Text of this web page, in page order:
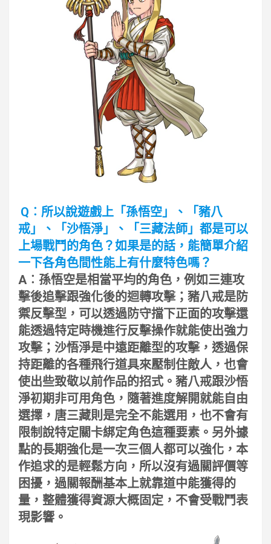
Q︰所以說遊戲上「孫悟空」、「豬八
戒」、「沙悟淨」、「三藏法師」都是可以
上場戰鬥的角色？如果是的話，能簡單介紹
一下各角色間性能上有什麼特色嗎？
A︰孫悟空是相當平均的角色，例如三連攻
擊後追擊跟強化後的迴轉攻擊；豬八戒是防
禦反擊型，可以透過防守擋下正面的攻擊還
能透過特定時機進行反擊操作就能使出強力
攻擊；沙悟淨是中遠距離型的攻擊，透過保
持距離的各種飛行道具來壓制住敵人，也會
使出些致敬以前作品的招式。豬八戒跟沙悟
淨初期非可用角色，隨著進度解開就能自由
選擇，唐三藏則是完全不能選用，也不會有
限制說特定關卡綁定角色這種要素。另外據
點的長期強化是一次三個人都可以強化，本
作追求的是輕鬆方向，所以沒有過關評價等
困擾，過關報酬基本上就靠道中能獲得的
量，整體獲得資源大概固定，不會受戰鬥表
現影響。